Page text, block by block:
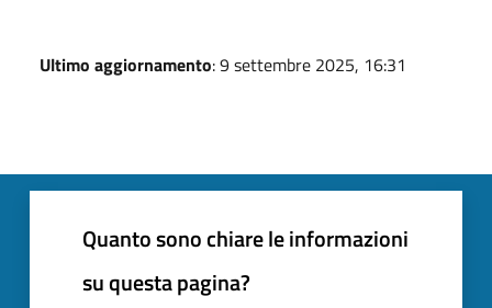
Ultimo aggiornamento: 9 settembre 2025, 16:31
Quanto sono chiare le informazioni
su questa pagina?